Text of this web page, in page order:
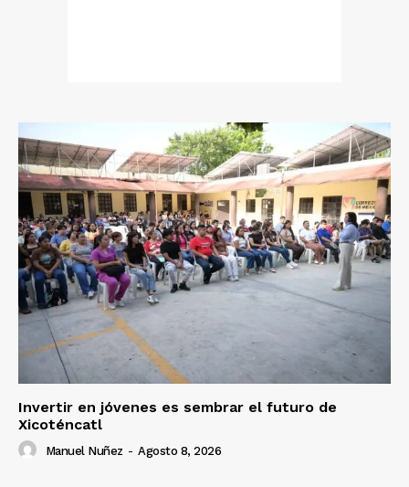
Invertir en jóvenes es sembrar el futuro de
Xicoténcatl
Manuel Nuñez - Agosto 8, 2026